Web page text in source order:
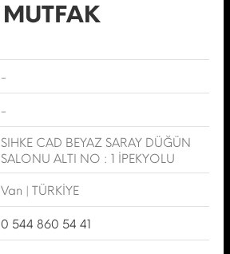
MUTFAK
-
-
SIHKE CAD BEYAZ SARAY DÜĞÜN
SALONU ALTI NO : 1 İPEKYOLU
Van | TÜRKİYE
0 544 860 54 41